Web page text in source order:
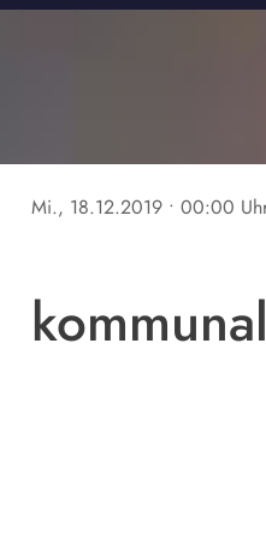
Mi., 18.12.2019 • 00:00